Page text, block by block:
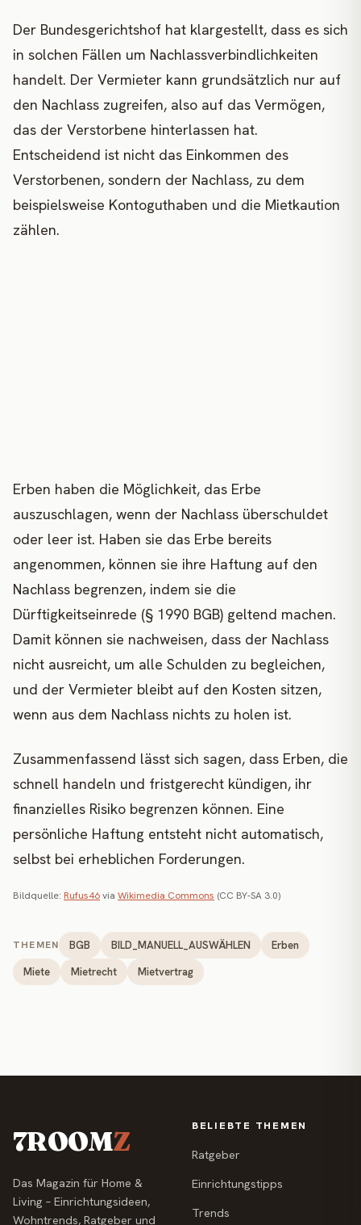
Der Bundesgerichtshof hat klargestellt, dass es sich
in solchen Fällen um Nachlassverbindlichkeiten
handelt. Der Vermieter kann grundsätzlich nur auf
den Nachlass zugreifen, also auf das Vermögen,
das der Verstorbene hinterlassen hat.
Entscheidend ist nicht das Einkommen des
Verstorbenen, sondern der Nachlass, zu dem
beispielsweise Kontoguthaben und die Mietkaution
zählen.
Erben haben die Möglichkeit, das Erbe
auszuschlagen, wenn der Nachlass überschuldet
oder leer ist. Haben sie das Erbe bereits
angenommen, können sie ihre Haftung auf den
Nachlass begrenzen, indem sie die
Dürftigkeitseinrede (§ 1990 BGB) geltend machen.
Damit können sie nachweisen, dass der Nachlass
nicht ausreicht, um alle Schulden zu begleichen,
und der Vermieter bleibt auf den Kosten sitzen,
wenn aus dem Nachlass nichts zu holen ist.
Zusammenfassend lässt sich sagen, dass Erben, die
schnell handeln und fristgerecht kündigen, ihr
finanzielles Risiko begrenzen können. Eine
persönliche Haftung entsteht nicht automatisch,
selbst bei erheblichen Forderungen.
Bildquelle: Rufus46via Wikimedia Commons (CC BY-SA 3.0)
THEMEN BGB BILD_MANUELL_AUSWÄHLEN
Erben
Miete
Mietrecht Mietvertrag
7ROOMZ
Das Magazin für Home &
Living – Einrichtungsideen,
Wohntrends, Ratgeber und
BELIEBTE THEMEN
Ratgeber
Einrichtungstipps
Trends